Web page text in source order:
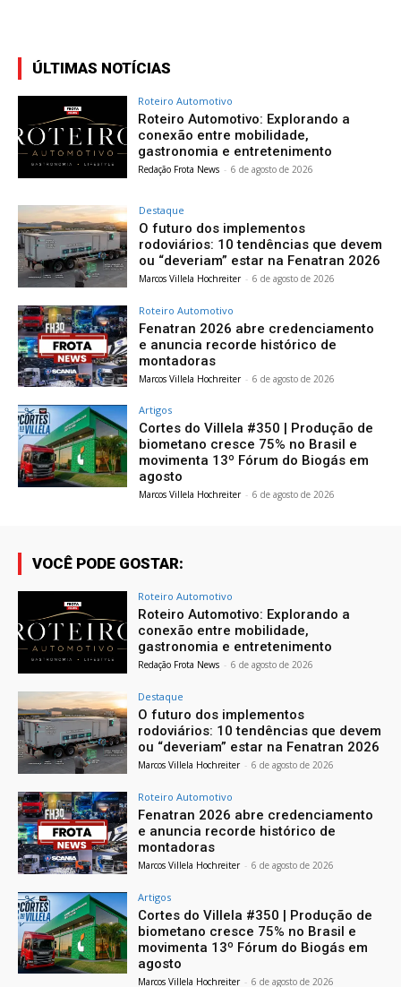
ÚLTIMAS NOTÍCIAS
Roteiro Automotivo
Roteiro Automotivo: Explorando a
conexão entre mobilidade,
gastronomia e entretenimento
Redação Frota News - 6 de agosto de 2026
Destaque
O futuro dos implementos
rodoviários: 10 tendências que devem
ou “deveriam” estar na Fenatran 2026
Marcos Villela Hochreiter - 6 de agosto de 2026
Roteiro Automotivo
Fenatran 2026 abre credenciamento
e anuncia recorde histórico de
montadoras
Marcos Villela Hochreiter - 6 de agosto de 2026
Artigos
Cortes do Villela #350 | Produção de
biometano cresce 75% no Brasil e
movimenta 13º Fórum do Biogás em
agosto
Marcos Villela Hochreiter - 6 de agosto de 2026
VOCÊ PODE GOSTAR:
Roteiro Automotivo
Roteiro Automotivo: Explorando a
conexão entre mobilidade,
gastronomia e entretenimento
Redação Frota News - 6 de agosto de 2026
Destaque
O futuro dos implementos
rodoviários: 10 tendências que devem
ou “deveriam” estar na Fenatran 2026
Marcos Villela Hochreiter - 6 de agosto de 2026
Roteiro Automotivo
Fenatran 2026 abre credenciamento
e anuncia recorde histórico de
montadoras
Marcos Villela Hochreiter - 6 de agosto de 2026
Artigos
Cortes do Villela #350 | Produção de
biometano cresce 75% no Brasil e
movimenta 13º Fórum do Biogás em
agosto
Marcos Villela Hochreiter - 6 de agosto de 2026